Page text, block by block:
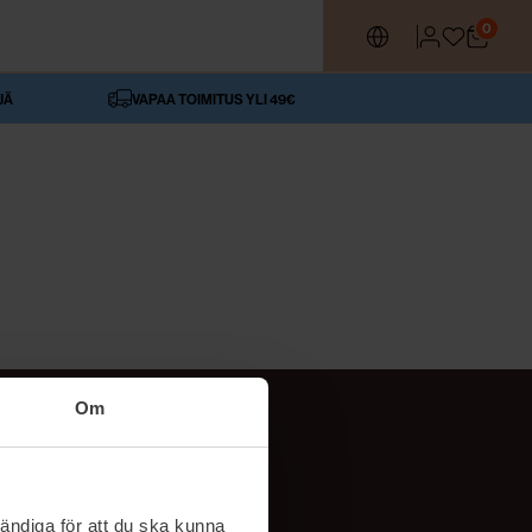
Om
för att du ska kunna
0
VAPAA TOIMITUS YLI 49€
SEURAA MEITÄ